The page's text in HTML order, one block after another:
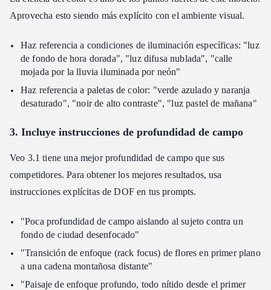
Aprovecha esto siendo más explícito con el ambiente visual.
Haz referencia a condiciones de iluminación específicas: "luz
de fondo de hora dorada", "luz difusa nublada", "calle
mojada por la lluvia iluminada por neón"
Haz referencia a paletas de color: "verde azulado y naranja
desaturado", "noir de alto contraste", "luz pastel de mañana"
3. Incluye instrucciones de profundidad de campo
Veo 3.1 tiene una mejor profundidad de campo que sus
competidores. Para obtener los mejores resultados, usa
instrucciones explícitas de DOF en tus prompts.
"Poca profundidad de campo aislando al sujeto contra un
fondo de ciudad desenfocado"
"Transición de enfoque (rack focus) de flores en primer plano
a una cadena montañosa distante"
"Paisaje de enfoque profundo, todo nítido desde el primer